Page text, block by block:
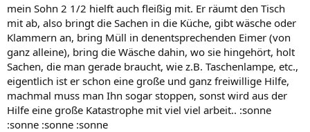
mein Sohn 2 1/2 hielft auch fleißig mit. Er räumt den Tisch
mit ab, also bringt die Sachen in die Küche, gibt wäsche oder
Klammern an, bring Müll in denentsprechenden Eimer (von
ganz alleine), bring die Wäsche dahin, wo sie hingehört, holt
Sachen, die man gerade braucht, wie z.B. Taschenlampe, etc.,
eigentlich ist er schon eine große und ganz freiwillige Hilfe,
machmal muss man Ihn sogar stoppen, sonst wird aus der
Hilfe eine große Katastrophe mit viel viel arbeit.. :sonne
:sonne :sonne :sonne